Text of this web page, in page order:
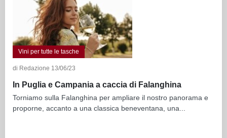
Vini per tutte le tasche
di Redazione 13/06/23
In Puglia e Campania a caccia di Falanghina
Torniamo sulla Falanghina per ampliare il nostro panorama e
proporne, accanto a una classica beneventana, una...